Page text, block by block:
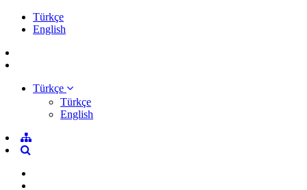
Türkçe
English
Türkçe
Türkçe
English